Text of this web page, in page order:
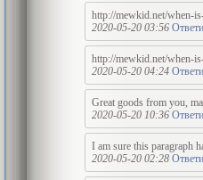
http://mewkid.net/when-
2020-05-20 03:56
http://mewkid.net/when-
2020-05-20 04:24
Great goods from you,
2020-05-20 10:36
I am sure this paragraph
2020-05-20 02:28